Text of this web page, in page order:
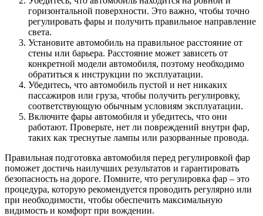
горизонтальной поверхности. Это важно, чтобы точно
регулировать фары и получить правильное направление
света.
Установите автомобиль на правильное расстояние от
стены или барьера. Расстояние может зависеть от
конкретной модели автомобиля, поэтому необходимо
обратиться к инструкции по эксплуатации.
Убедитесь, что автомобиль пустой и нет никаких
пассажиров или груза, чтобы получить регулировку,
соответствующую обычным условиям эксплуатации.
Включите фары автомобиля и убедитесь, что они
работают. Проверьте, нет ли повреждений внутри фар,
таких как треснутые лампы или разорванные провода.
Правильная подготовка автомобиля перед регулировкой фар
поможет достичь наилучших результатов и гарантировать
безопасность на дороге. Помните, что регулировка фар – это
процедура, которую рекомендуется проводить регулярно или
при необходимости, чтобы обеспечить максимальную
видимость и комфорт при вождении.